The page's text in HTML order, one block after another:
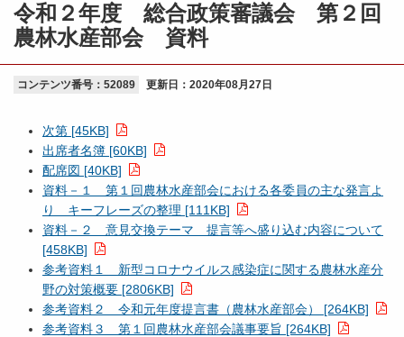
令和２年度 総合政策審議会 第２回
農林水産部会 資料
コンテンツ番号：52089 更新日： 2020年08月27日
次第 [45KB]
出席者名簿 [60KB]
配席図 [40KB]
資料－１ 第１回農林水産部会における各委員の主な発言よ
り キーフレーズの整理 [111KB]
資料－２ 意見交換テーマ 提言等へ盛り込む内容について
[458KB]
参考資料１ 新型コロナウイルス感染症に関する農林水産分
野の対策概要 [2806KB]
参考資料２ 令和元年度提言書（農林水産部会） [264KB]
参考資料３ 第１回農林水産部会議事要旨 [264KB]